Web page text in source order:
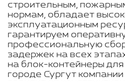
строительным,
нормам, обладает
эксплуатационным
гарантируем
профессиональную
задержек на всех
на блок-контейнеры для
городе Сургут